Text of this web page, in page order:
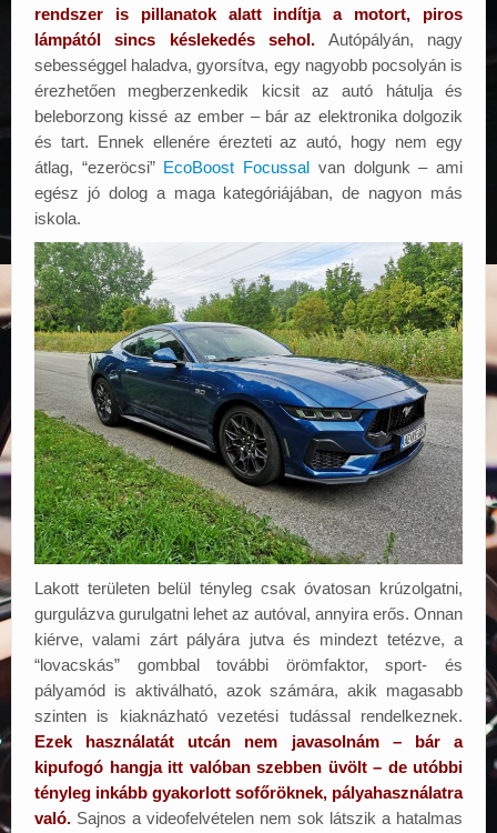
rendszer is pillanatok alatt indítja a motort, piros
lámpától sincs késlekedés sehol. Autópályán, nagy
sebességgel haladva, gyorsítva, egy nagyobb pocsolyán is
érezhetően megberzenkedik kicsit az autó hátulja és
beleborzong kissé az ember – bár az elektronika dolgozik
és tart. Ennek ellenére érezteti az autó, hogy nem egy
átlag, “ezeröcsi” EcoBoost Focussal van dolgunk – ami
egész jó dolog a maga kategóriájában, de nagyon más
iskola.
Lakott területen belül tényleg csak óvatosan krúzolgatni,
gurgulázva gurulgatni lehet az autóval, annyira erős. Onnan
kiérve, valami zárt pályára jutva és mindezt tetézve, a
“lovacskás” gombbal további örömfaktor, sport- és
pályamód is aktiválható, azok számára, akik magasabb
szinten is kiaknázható vezetési tudással rendelkeznek.
Ezek használatát utcán nem javasolnám – bár a
kipufogó hangja itt valóban szebben üvölt – de utóbbi
tényleg inkább gyakorlott sofőröknek, pályahasználatra
való. Sajnos a videofelvételen nem sok látszik a hatalmas